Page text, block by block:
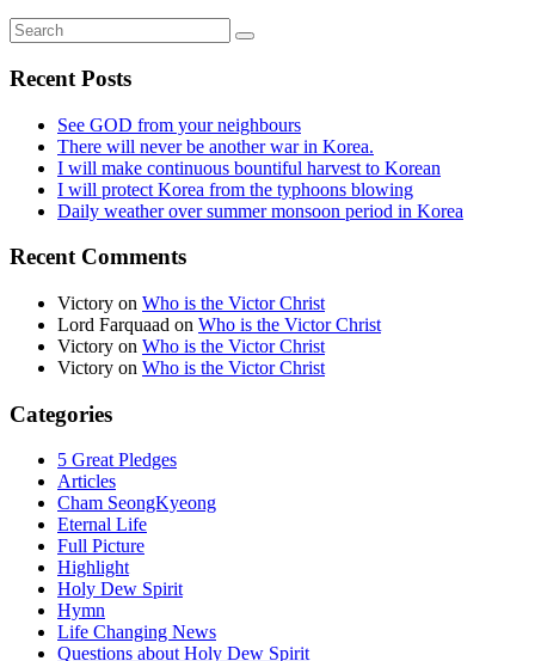
Recent Posts
See GOD from your neighbours
There will never be another war in Korea.
I will make continuous bountiful harvest to Korean
I will protect Korea from the typhoons blowing
Daily weather over summer monsoon period in Korea
Recent Comments
Victory on Who is the Victor Christ
Lord Farquaad on Who is the Victor Christ
Victory on Who is the Victor Christ
Victory on Who is the Victor Christ
Categories
5 Great Pledges
Articles
Cham SeongKyeong
Eternal Life
Full Picture
Highlight
Holy Dew Spirit
Hymn
Life Changing News
Questions about Holy Dew Spirit